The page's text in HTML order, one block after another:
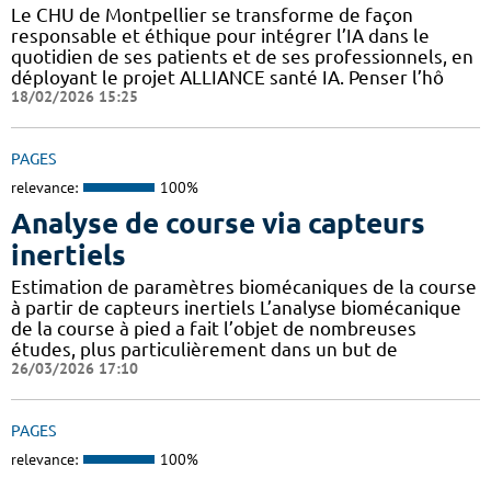
Le CHU de Montpellier se transforme de façon
responsable et éthique pour intégrer l’IA dans le
quotidien de ses patients et de ses professionnels, en
déployant le projet ALLIANCE santé IA. Penser l’hô
18/02/2026 15:25
PAGES
relevance: 100%
Analyse de course via capteurs
inertiels
Estimation de paramètres biomécaniques de la course
à partir de capteurs inertiels L’analyse biomécanique
de la course à pied a fait l’objet de nombreuses
études, plus particulièrement dans un but de
26/03/2026 17:10
PAGES
relevance: 100%